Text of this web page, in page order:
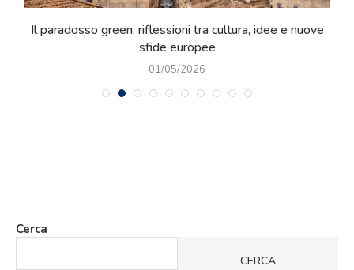
Il paradosso green: riflessioni tra cultura, idee e nuove
sfide europee
01/05/2026
Cerca
CERCA